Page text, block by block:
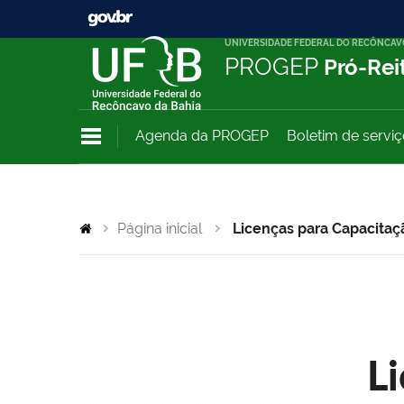
UNIVERSIDADE FEDERAL DO
PROGEP Pró-
Agenda da PROGEP Boletim de
Página inicial Licenças para